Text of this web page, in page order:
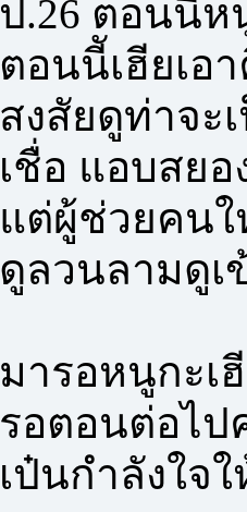
ป.26 ตอนนี้ห
ตอนนีัเฮียเอ
สงสัยดูท่าจะ
เชื่อ แอบสยอ
แต่ผู้ช่วยคนใ
ดูลวนลามดูเ
มารอหนูกะเ
รอตอนต่อไป
เป๋นกำลังใจ